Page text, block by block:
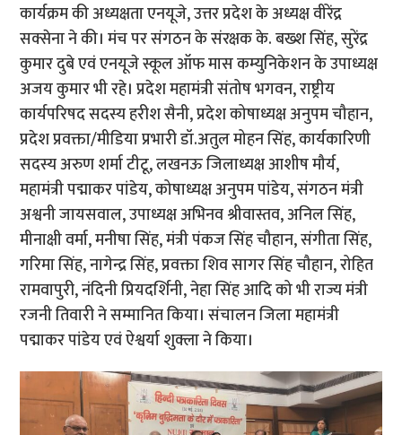
कार्यक्रम की अध्यक्षता एनयूजे, उत्तर प्रदेश के अध्यक्ष वीरेंद्र
सक्सेना ने की। मंच पर संगठन के संरक्षक के. बख्श सिंह, सुरेंद्र
कुमार दुबे एवं एनयूजे स्कूल ऑफ मास कम्युनिकेशन के उपाध्यक्ष
अजय कुमार भी रहे। प्रदेश महामंत्री संतोष भगवन, राष्ट्रीय
कार्यपरिषद सदस्य हरीश सैनी, प्रदेश कोषाध्यक्ष अनुपम चौहान,
प्रदेश प्रवक्ता/मीडिया प्रभारी डॉ.अतुल मोहन सिंह, कार्यकारिणी
सदस्य अरुण शर्मा टीटू, लखनऊ जिलाध्यक्ष आशीष मौर्य,
महामंत्री पद्माकर पांडेय, कोषाध्यक्ष अनुपम पांडेय, संगठन मंत्री
अश्वनी जायसवाल, उपाध्यक्ष अभिनव श्रीवास्तव, अनिल सिंह,
मीनाक्षी वर्मा, मनीषा सिंह, मंत्री पंकज सिंह चौहान, संगीता सिंह,
गरिमा सिंह, नागेन्द्र सिंह, प्रवक्ता शिव सागर सिंह चौहान, रोहित
रामवापुरी, नंदिनी प्रियदर्शिनी, नेहा सिंह आदि को भी राज्य मंत्री
रजनी तिवारी ने सम्मानित किया। संचालन जिला महामंत्री
पद्माकर पांडेय एवं ऐश्वर्या शुक्ला ने किया।